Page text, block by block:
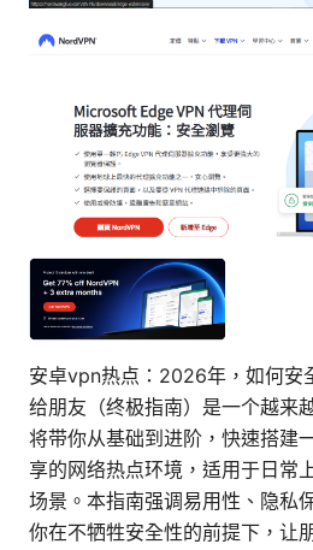
安卓vpn热点：2026年，如何安
给朋友（终极指南）是一个越来
将带你从基础到进阶，快速搭建
享的网络热点环境，适用于日常
场景。本指南强调易用性、隐私
你在不牺牲安全性的前提下，让